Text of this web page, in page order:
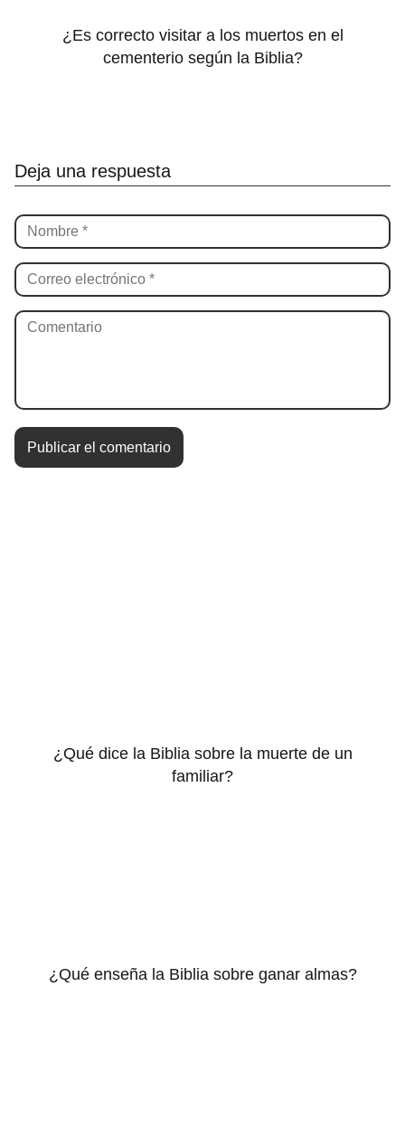
¿Es correcto visitar a los muertos en el
cementerio según la Biblia?
Deja una respuesta
¿Qué dice la Biblia sobre la muerte de un
familiar?
¿Qué enseña la Biblia sobre ganar almas?